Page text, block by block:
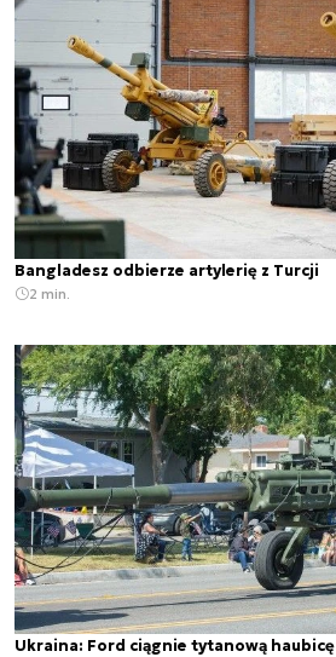
Bangladesz odbierze artylerię z Turcji
2 min.
Ukraina: Ford ciągnie tytanową haubicę